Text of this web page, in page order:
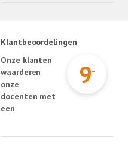
Klantbeoordelingen
Onze klanten
waarderen
onze
docenten met
een
9-